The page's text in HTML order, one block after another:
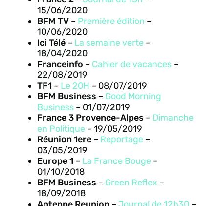
15/06/2020
BFM TV– Première édition –
10/06/2020
Ici Télé– La semaine verte–
18/04/2020
Franceinfo – Cahier de vacances–
22/08/2019
TF1 – Le 20H – 08/07/2019
BFM Business – Good Morning
Business– 01/07/2019
France 3 Provence-Alpes – Dimanche
en Politique– 19/05/2019
Réunion 1ere– Reportage–
03/05/2019
Europe 1 – La France Bouge–
01/10/2018
BFM Business – Green Reflex –
18/09/2018